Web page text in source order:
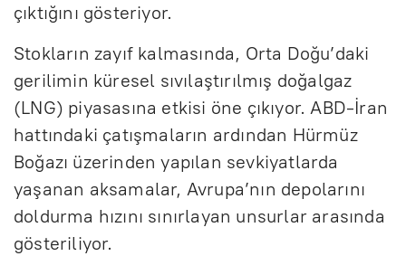
çıktığını gösteriyor.
Stokların zayıf kalmasında, Orta Doğu’daki
gerilimin küresel sıvılaştırılmış doğalgaz
(LNG) piyasasına etkisi öne çıkıyor. ABD-İran
hattındaki çatışmaların ardından Hürmüz
Boğazı üzerinden yapılan sevkiyatlarda
yaşanan aksamalar, Avrupa’nın depolarını
doldurma hızını sınırlayan unsurlar arasında
gösteriliyor.